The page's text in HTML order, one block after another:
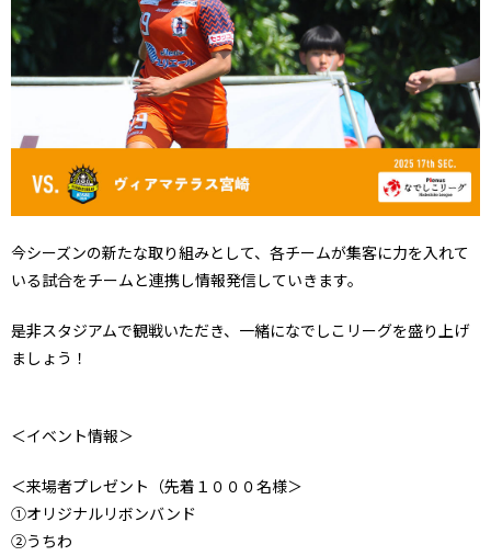
今シーズンの新たな取り組みとして、各チームが集客に力を入れて
いる試合をチームと連携し情報発信していきます。
是非スタジアムで観戦いただき、一緒になでしこリーグを盛り上げ
ましょう！
＜イベント情報＞
＜来場者プレゼント（先着１０００名様＞
①オリジナルリボンバンド
②うちわ